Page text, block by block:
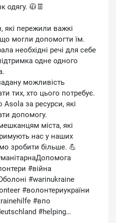
одягу. 🧥👖
які пережили важкі
могли допомогти їм.
необхідні речі для себе
одне одного
можливість
тих, хто цього потребує.
за ресурси, які
допомогу.
міста, які
нас у наших
зробити більше. 💪
#війна
#warinukraine
#волонтериукраїни
#впо
#helping